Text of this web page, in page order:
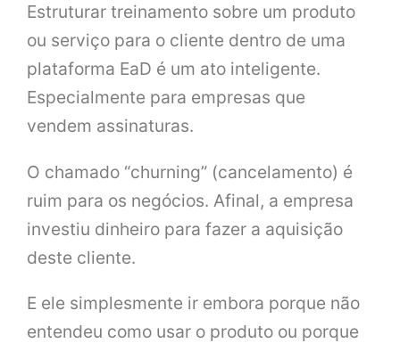
Estruturar treinamento sobre um produto
ou serviço para o cliente dentro de uma
plataforma EaD é um ato inteligente.
Especialmente para empresas que
vendem assinaturas.
O chamado “churning” (cancelamento) é
ruim para os negócios. Afinal, a empresa
investiu dinheiro para fazer a aquisição
deste cliente.
E ele simplesmente ir embora porque não
entendeu como usar o produto ou porque